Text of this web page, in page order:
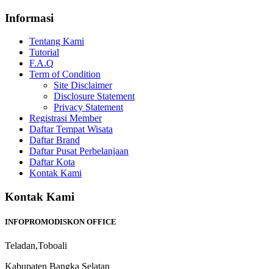
Informasi
Tentang Kami
Tutorial
F.A.Q
Term of Condition
Site Disclaimer
Disclosure Statement
Privacy Statement
Registrasi Member
Daftar Tempat Wisata
Daftar Brand
Daftar Pusat Perbelanjaan
Daftar Kota
Kontak Kami
Kontak Kami
INFOPROMODISKON OFFICE
Teladan,Toboali
Kabupaten Bangka Selatan